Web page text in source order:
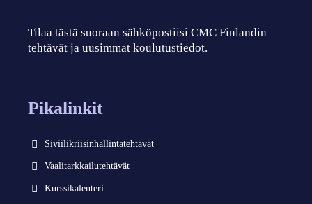
Tilaa tästä suoraan sähköpostiisi CMC Finlandin
tehtävät ja uusimmat koulutustiedot.
Pikalinkit
Siviilikriisinhallintatehtävät
Vaalitarkkailutehtävät
Kurssikalenteri